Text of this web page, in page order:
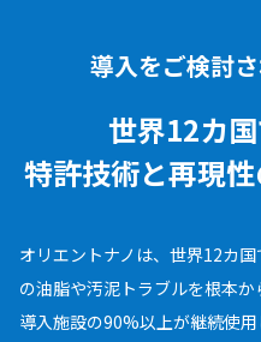
導入をご検討
世界12カ
特許技術と再現
オリエントナノは、世界12カ
の油脂や汚泥トラブルを根本か
導入施設の90%以上が継続使